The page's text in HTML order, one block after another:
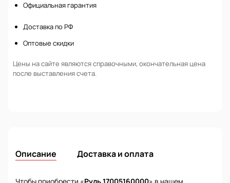
Официальная гарантия
Доставка по РФ
Оптовые скидки
Цены на сайте являются справочными, окончательная цена
после выставления счета.
Описание Доставка и оплата